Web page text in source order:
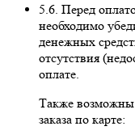
5.6. Перед
необходимо
денежных
отсутствия
оплате.
Также возможны
заказа по карте: